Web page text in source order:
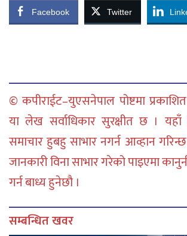
Facebook Twitter
© कपीराईट–युएसनेपाल पोष्टमा
या लेख सर्वाधिकार सुरक्षीत छ । यहाँ
समाचार हुबहु साभार नगर्न आव्हान
जानकारी विना साभार गरेको पाइएमा
गर्न बाध्य हुनेछौ ।
सम्बन्धित खवर